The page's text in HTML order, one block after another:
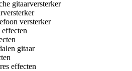
gitaarversterker
versterker
gitaar
effecten